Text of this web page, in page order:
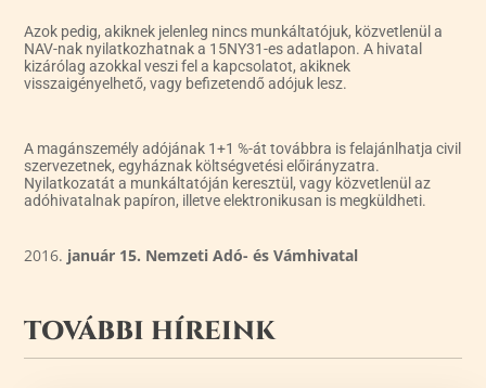
Azok pedig, akiknek jelenleg nincs munkáltatójuk, közvetlenül a
NAV-nak nyilatkozhatnak a 15NY31-es adatlapon. A hivatal
kizárólag azokkal veszi fel a kapcsolatot, akiknek
visszaigényelhető, vagy befizetendő adójuk lesz.
A magánszemély adójának 1+1 %-át továbbra is felajánlhatja civil
szervezetnek, egyháznak költségvetési előirányzatra.
Nyilatkozatát a munkáltatóján keresztül, vagy közvetlenül az
adóhivatalnak papíron, illetve elektronikusan is megküldheti.
január 15. Nemzeti Adó- és Vámhivatal
TOVÁBBI HÍREINK